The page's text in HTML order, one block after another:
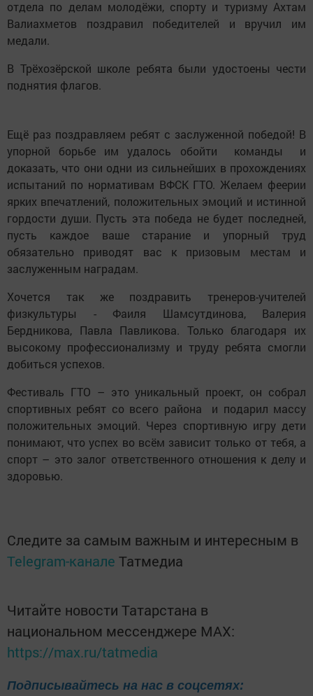
отдела по делам молодёжи, спорту и туризму Ахтам
Валиахметов поздравил победителей и вручил им
медали.
В Трёхозёрской школе ребята были удостоены чести
поднятия флагов.
Ещё раз поздравляем ребят с заслуженной победой! В
упорной борьбе им удалось обойти команды и
доказать, что они одни из сильнейших в прохождениях
испытаний по нормативам ВФСК ГТО. Желаем феерии
ярких впечатлений, положительных эмоций и истинной
гордости души. Пусть эта победа не будет последней,
пусть каждое ваше старание и упорный труд
обязательно приводят вас к призовым местам и
заслуженным наградам.
Хочется так же поздравить тренеров-учителей
физкультуры - Фаиля Шамсутдинова, Валерия
Бердникова, Павла Павликова. Только благодаря их
высокому профессионализму и труду ребята смогли
добиться успехов.
Фестиваль ГТО – это уникальный проект, он собрал
спортивных ребят со всего района и подарил массу
положительных эмоций. Через спортивную игру дети
понимают, что успех во всём зависит только от тебя, а
спорт – это залог ответственного отношения к делу и
здоровью.
Следите за самым важным и интересным в
Telegram-канале Татмедиа
Читайте новости Татарстана в
национальном мессенджере MАХ:
https://max.ru/tatmedia
Подписывайтесь на нас в соцсетях: